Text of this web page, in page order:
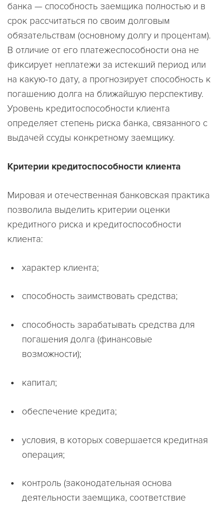
банка — способность заемщика полностью и в
срок рассчитаться по своим долговым
обязательствам (основному долгу и процентам).
В отличие от его платежеспособности она не
фиксирует неплатежи за истекший период или
на какую-то дату, а прогнозирует способность к
погашению долга на ближайшую перспективу.
Уровень кредитоспособности клиента
определяет степень риска банка, связанного с
выдачей ссуды конкретному заемщику.
Критерии кредитоспособности клиента
Мировая и отечественная банковская практика
позволила выделить критерии оценки
кредитного риска и кредитоспособности
клиента:
характер клиента;
способность заимствовать средства;
способность зарабатывать средства для
погашения долга (финансовые
возможности);
капитал;
обеспечение кредита;
условия, в которых совершается кредитная
операция;
контроль (законодательная основа
деятельности заемщика, соответствие